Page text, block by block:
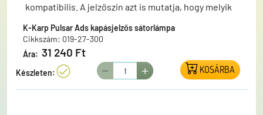
kompatibilis. A jelzőszin azt is mutatja, hogy melyik
jelzőfény, fényerősség állítással. • Egyszerű - egy
gomb nyomásos - szinkronizálás PULSAR ADS és
PULSAR ADS MINI kapásjelzőkkel. • Nagy távolság
áthidalása a kapásjelző és a lámpa között. • 6
K-Karp Pulsar Ads kapásjelzős sátorlámpa
Cikkszám: 019-27-300
Ára: 31 240 Ft
Készleten: KOSÁRBA